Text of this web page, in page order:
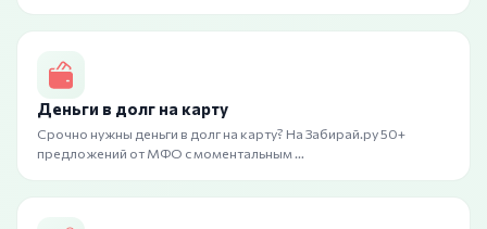
Деньги в долг на карту
Срочно нужны деньги в долг на карту? На Забирай.ру 50+
предложений от МФО с моментальным …